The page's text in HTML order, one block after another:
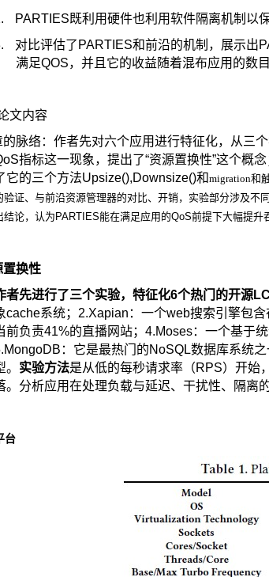
PARTIES既利用硬件也利用软件隔离机制以
对比评估了 PARTIES和前沿的机制，展示出
满足QOS，并且它的收益随着混布应用的数目
文内容
的脉络：作者先对六个应用进行特征化，从三
指标这一现象，提出了“资源置换性”这个概
它的三个方法Upsize(),Downsize()和migration和
验证、与前沿资源管理器的对比、开销，实验部分涉及不
结论，认为 PARTIES能在满足应用的QoS前提下大幅提升
置换性
者先进行了三个实验，特征化6个热门的开源LC
cache系统； 2.Xapian ：一个web搜索引擎包含
前负责41%的直播网站； 4.Moses：一个基于
：它是最热门的NoSQL数据库系统之
。 实验方法是从低的每秒请求率（RPS）开始
。分析应用在处理负载与延迟、干扰性、隔离的
台